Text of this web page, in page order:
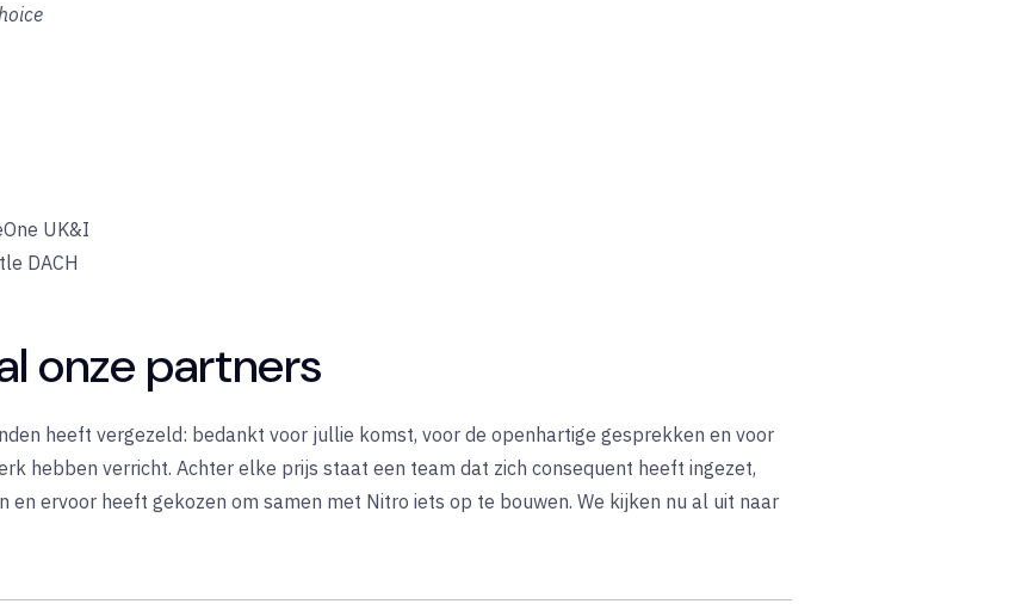
UK&I
DACH
onze partners
heeft vergezeld: bedankt voor jullie komst, voor de openhartige gesprekken en voor
hebben verricht. Achter elke prijs staat een team dat zich consequent heeft ingezet,
ervoor heeft gekozen om samen met Nitro iets op te bouwen. We kijken nu al uit naar